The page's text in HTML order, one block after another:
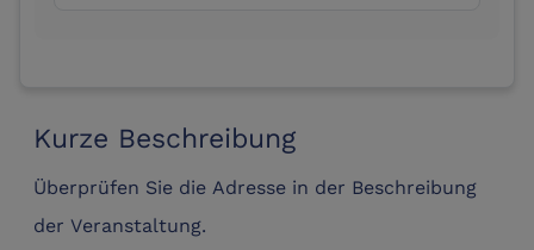
Kurze Beschreibung
Überprüfen Sie die Adresse in der Beschreibung
der Veranstaltung.